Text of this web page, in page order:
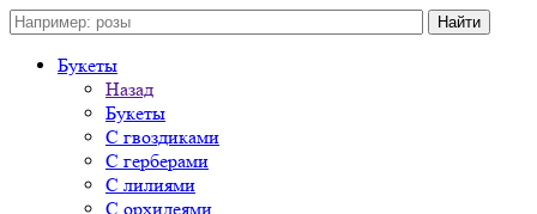
Букеты
Назад
Букеты
С гвоздиками
С герберами
С лилиями
С орхидеями